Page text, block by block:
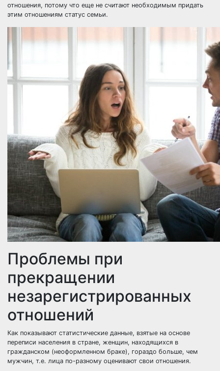
отношения, потому что еще не считают необходимым придать
этим отношениям статус семьи.
Проблемы при
прекращении
незарегистрированных
отношений
Как показывают статистические данные, взятые на основе
переписи населения в стране, женщин, находящихся в
гражданском (неоформленном браке), гораздо больше, чем
мужчин, т.е. лица по-разному оценивают свои отношения.